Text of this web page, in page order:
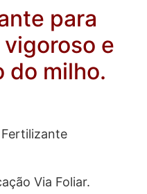
para
e
do milho.
Fertilizante
Via Foliar.